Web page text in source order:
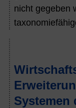
nicht gegeben
Systemen